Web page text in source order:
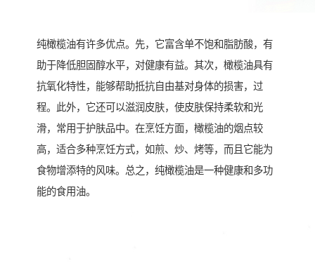
纯橄榄油有许多优点。先，它富含单不饱和脂肪酸，有
助于降低胆固醇水平，对健康有益。其次，橄榄油具有
抗氧化特性，能够帮助抵抗自由基对身体的损害，过
程。此外，它还可以滋润皮肤，使皮肤保持柔软和光
滑，常用于护肤品中。在烹饪方面，橄榄油的烟点较
高，适合多种烹饪方式，如煎、炒、烤等，而且它能为
食物增添特的风味。总之，纯橄榄油是一种健康和多功
能的食用油。